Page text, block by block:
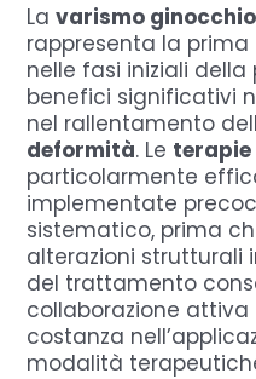
Lavarismo
rappresenta la
nelle fasi iniziali
benefici significativi
nel rallentamento
deformità. Le
particolarmente
implementate
sistematico, prima
alterazioni strutturali
del trattamento
collaborazione
costanza
modalità